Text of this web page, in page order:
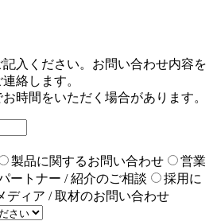
入ください。お問い合わせ内容を
絡します。
時間をいただく場合があります。
製品に関するお問い合わせ
営業
ートナー / 紹介のご相談
採用に
ディア / 取材のお問い合わせ